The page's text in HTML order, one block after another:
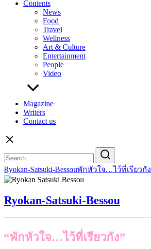
Contents
News
Food
Travel
Wellness
Art & Culture
Entertainment
People
Video
Magazine
Writers
Contact us
for:
Ryokan-Satsuki-Bessouพักหัวใจ…ไว้ที่เรียวกัง
Ryokan-Satsuki-Bessou
“พักหัวใจ…ไว้ที่เรียวกัง”